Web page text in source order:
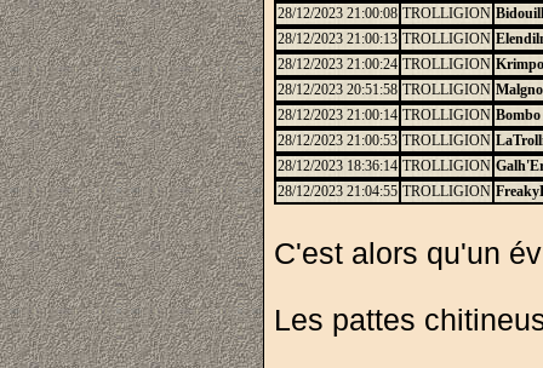
28/12/2023 21:00:08 TROLLIGION
28/12/2023 21:00:13 TROLLIGION
28/12/2023 21:00:24 TROLLIGION Krimpo
28/12/2023 20:51:58 TROLLIGION
28/12/2023 21:00:14 TROLLIGION Bombo
28/12/2023 21:00:53 TROLLIGION
28/12/2023 18:36:14 TROLLIGION
28/12/2023 21:04:55 TROLLIGION
C'est alors qu'un
Les pattes